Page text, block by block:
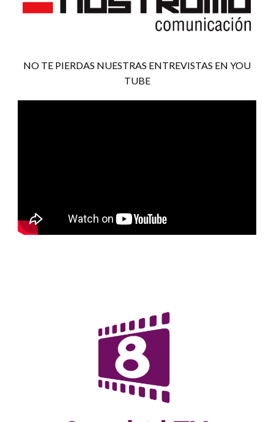
NO TE PIERDAS NUESTRAS ENTREVISTAS EN YOU
TUBE